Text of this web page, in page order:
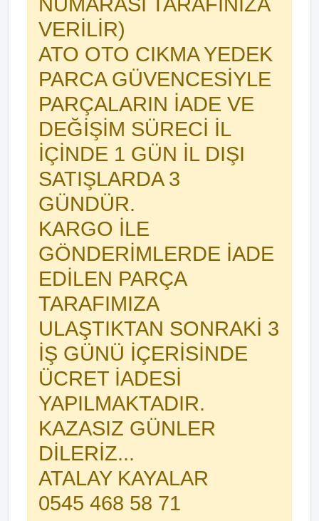
VERİLİR)
ATO OTO CIKMA YEDEK
PARCA GÜVENCESİYLE
PARÇALARIN İADE VE
DEĞİŞİM SÜRECİ İL
İÇİNDE 1 GÜN İL DIŞI
SATIŞLARDA 3
GÜNDÜR.
KARGO İLE
GÖNDERİMLERDE İADE
EDİLEN PARÇA
TARAFIMIZA
ULAŞTIKTAN SONRAKİ 3
İŞ GÜNÜ İÇERİSİNDE
ÜCRET İADESİ
YAPILMAKTADIR.
KAZASIZ GÜNLER
DİLERİZ...
ATALAY KAYALAR
0545 468 58 71